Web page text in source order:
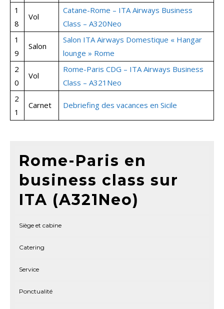
1
8
Vol
Catane-Rome – ITA Airways Business
Class – A320Neo
1
9
Salon
Salon ITA Airways Domestique « Hangar
lounge » Rome
2
0
Vol
Rome-Paris CDG – ITA Airways Business
Class – A321Neo
2
1
Carnet Debriefing des vacances en Sicile
Rome-Paris en
business class sur
ITA (A321Neo)
Siège et cabine
Catering
Service
Ponctualité